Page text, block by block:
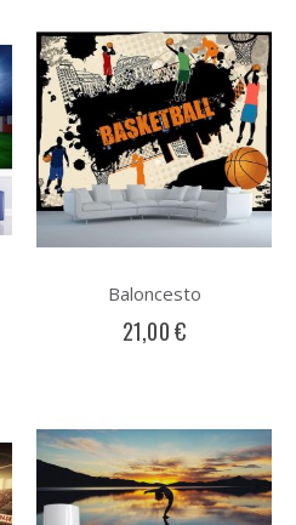
Baloncesto
21,00 €